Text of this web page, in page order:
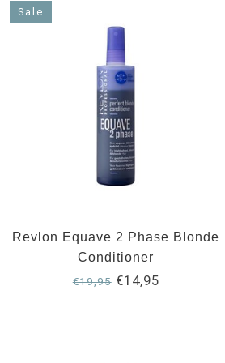
Sale
Revlon Equave 2 Phase Blonde
Conditioner
€19,95€14,95